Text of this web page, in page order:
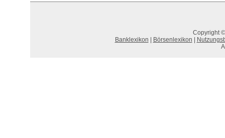
Copyright
Banklexikon
Börsenlexikon